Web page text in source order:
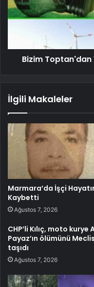
Bizim Toptan'dan
İlgili Makaleler
Marmara’da İşçi
Kaybetti
Ağustos 7, 2026
CHP’li Kılıç, moto kurye
Payaz’ın ölümünü
taşıdı
Ağustos 7, 2026